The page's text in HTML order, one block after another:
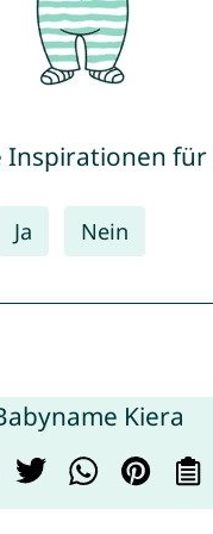
Inspirationen für
Ja Nein